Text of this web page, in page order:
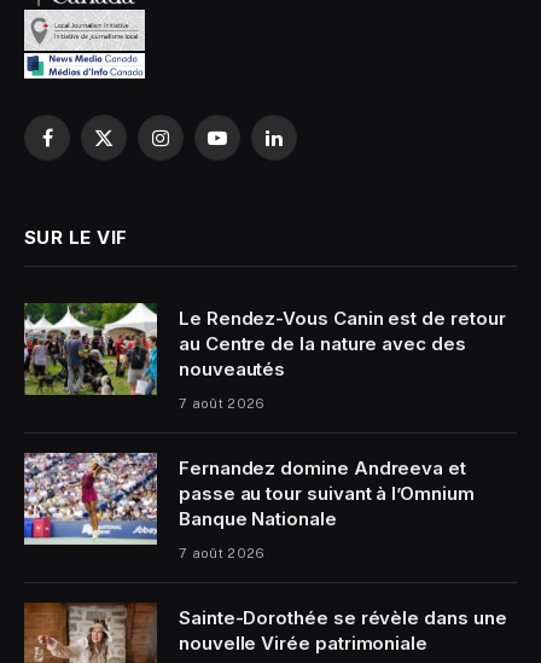
Facebook
X
InstagramYouTubeLinkedIn
SUR LE VIF
Le Rendez-Vous Canin est de retour
au Centre de la nature avec des
nouveautés
7 août 2026
Fernandez domine Andreeva et
passe au tour suivant à l’Omnium
Banque Nationale
7 août 2026
Sainte-Dorothée se révèle dans une
nouvelle Virée patrimoniale